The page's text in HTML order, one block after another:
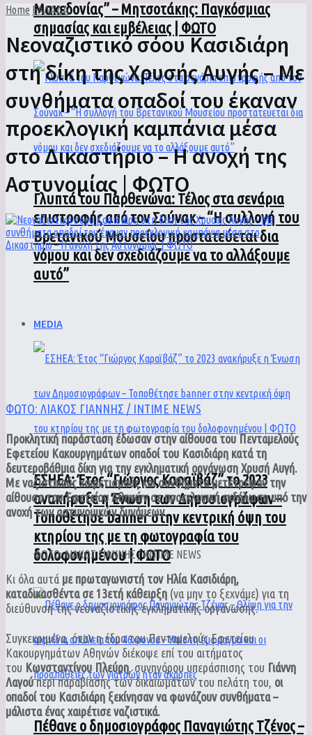
Μακεδονίας” – Μητσοτάκης: Παγκόσμιας
σημασίας και εμβέλειας | ΦΩΤΟ
Γλυπτά του Παρθενώνα: Τέλος στα σενάρια
επιστροφής από τον Σούνακ – “Η συλλογή του
Βρετανικού Μουσείου προστατεύεται δια
νόμου και δεν σχεδιάζουμε να το αλλάξουμε
αυτό”
MEDIA
ΕΣΗΕΑ: Έτος “Γιώργος Καραϊβάζ” το 2023
ανακήρυξε η Ένωση των Δημοσιογράφων –
Τοποθέτησε banner στην κεντρική όψη του
κτηρίου της με τη φωτογραφία του
δολοφονημένου | ΦΩΤΟ
Πέθανε ο δημοσιογράφος Παναγιώτης Τζένος –
Home ΕΛΛΑΔΑ
Νεοναζιστικό σόου Κασιδιάρη
στη δίκη της Χρυσής Αυγής – Με
συνθήματα οπαδοί του έκαναν
προεκλογική καμπάνια μέσα
στο Δικαστήριο – Η ανοχή της
Αστυνομίας | ΦΩΤΟ
ΦΩΤΟ: ΛΙΑΚΟΣ ΓΙΑΝΝΗΣ / INTIME NEWS
Προκλητική παράσταση έδωσαν στην αίθουσα του Πενταμελούς
Εφετείου Κακουργημάτων οπαδοί του Κασιδιάρη κατά τη
δευτεροβάθμια δίκη για την εγκληματική οργάνωση Χρυσή Αυγή.
Με ναζιστικούς χαιρετισμούς και συνθήματα μετέτρεψαν την
αίθουσα του Εφετείου Αθηνών σε προεκλογική εκδήλωση υπό την
ανοχή των αστυνομικών δυνάμεων.
ΦΩΤΟ: ΛΙΑΚΟΣ ΓΙΑΝΝΗΣ / INTIME NEWS
Κι όλα αυτά με πρωταγωνιστή τον Ηλία Κασιδιάρη,
καταδικασθέντα σε 13ετή κάθειρξη (να μην το ξεχνάμε) για τη
διεύθυνση της νεοναζιστικής εγκληματικής οργάνωσης.
Συγκεκριμένα, όταν η έδρα του Πενταμελούς Εφετείου
Κακουργημάτων Αθηνών διέκοψε επί του αιτήματος
του Κωνσταντίνου Πλεύρη, συνηγόρου υπεράσπισης του Γιάννη
Λαγούπερί παραβίασης των δικαιωμάτων του πελάτη του, οι
οπαδοί του Κασιδιάρη ξεκίνησαν να φωνάζουν συνθήματα –
μάλιστα ένας χαιρέτισε ναζιστικά.